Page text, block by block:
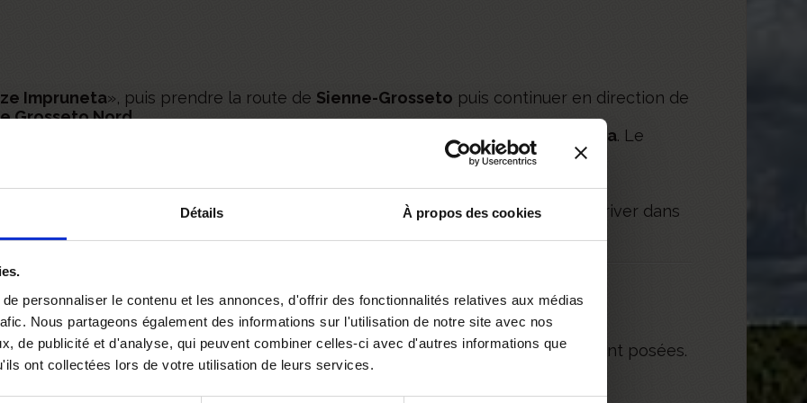
Détails À propos des cookies
personnaliser le contenu et les annonces, d'offrir des fonctionnalités relatives aux médias
Nous partageons également des informations sur l'utilisation de notre site avec nos
de publicité et d'analyse, qui peuvent combiner celles-ci avec d'autres informations que
ont collectées lors de votre utilisation de leurs services.
Impruneta», puis prendre la route de Sienne-Grosseto puis continuer en direction de
Grosseto Nord.
de Pollino SP158 et suivre les indications pour Castiglione della Pescaia. Le
en voiture du centre de
pour Castiglione della Pescaia
, vous atteindrez le petit camping avant d'arriver dans
Fréquemment Posées
pour votre Séjour en regardant les réponses au questionnes fréquemment posées.